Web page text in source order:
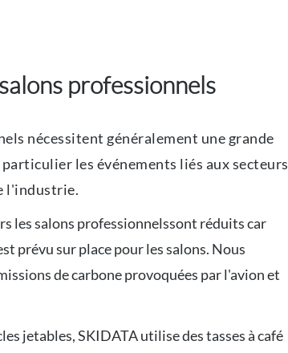
professionnels
nécessitent généralement une grande
les événements liés aux secteurs
l'industrie.
les salons professionnelssont réduits car
prévu sur place pour les salons. Nous
de carbone provoquées par l'avion et
jetables, SKIDATA utilise des tasses à café